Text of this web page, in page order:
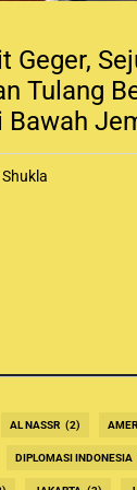
Geger,
Tulang
Bawah
AL NASSR (2)
DIPLOMASI INDONESIA